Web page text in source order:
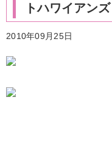
トハワイアンズ
2010年09月25日